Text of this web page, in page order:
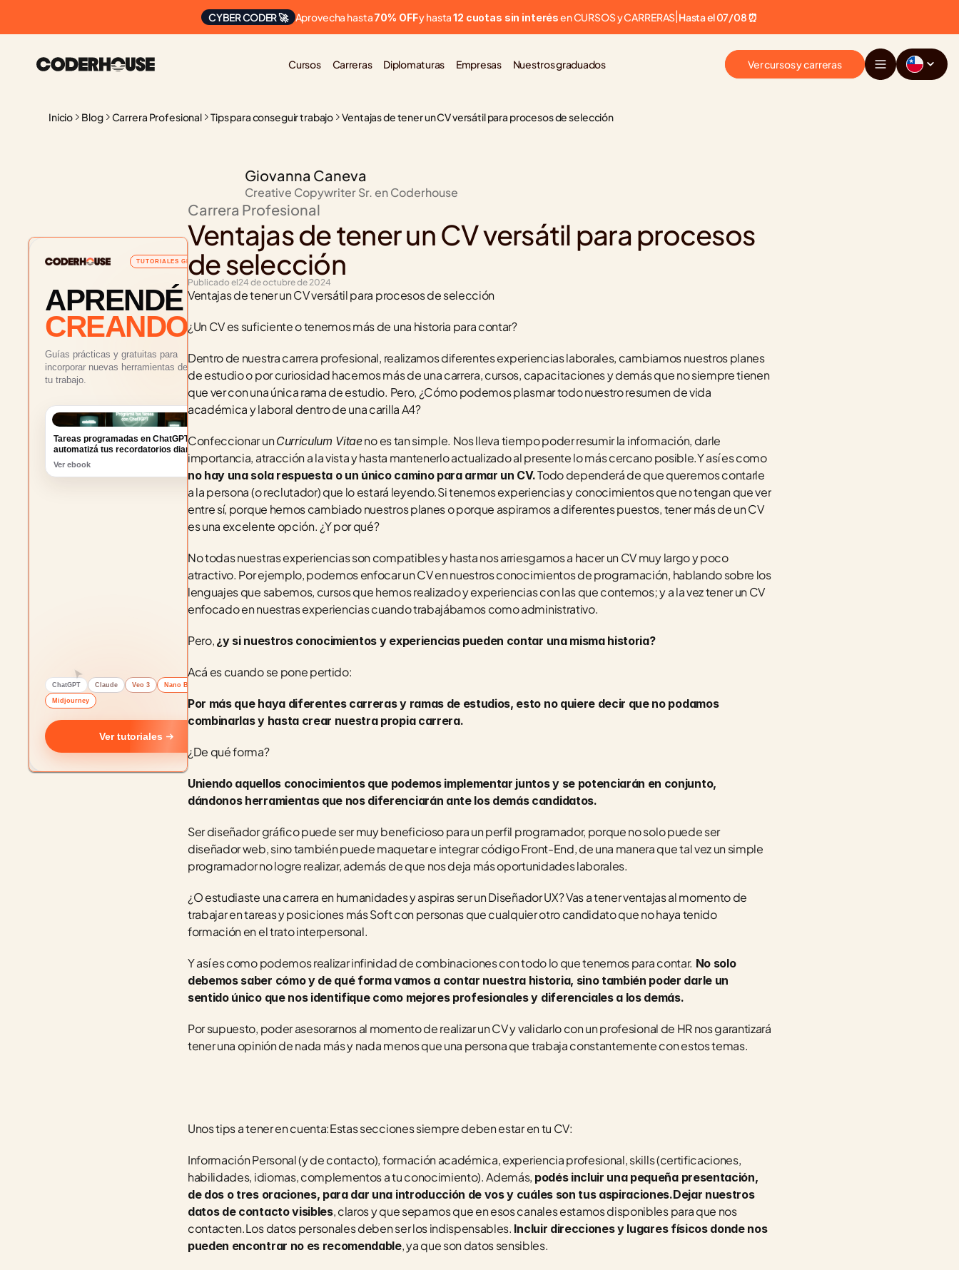
CYBER CODER 🚀 Aprovecha hasta 70% OFF y hasta 12 cuotas sin interés en CURSOS y CARRERAS Hasta el 07/08 ⏰
Cursos Carreras Diplomaturas Empresas Nuestros graduados Ver cursos y carreras
Inicio Blog Carrera Profesional Tips para conseguir trabajo Ventajas de tener un CV versátil para procesos de selección
TUTORIALES GRATUITOS
APRENDÉ
CREANDO
Guías prácticas y gratuitas para
incorporar nuevas herramientas de IA a
tu trabajo.
Efecto café antigravedad: creá una foto
con el líquido suspendido
Ver ebook
ChatGPT Claude Veo 3 Nano Banana
Midjourney
Ver tutoriales
Giovanna Caneva
Creative Copywriter Sr. en Coderhouse
Carrera Profesional
Ventajas de tener un CV versátil para procesos
de selección
Publicado el24 de octubre de 2024
Ventajas de tener un CV versátil para procesos de selección
¿Un CV es suficiente o tenemos más de una historia para contar?
Dentro de nuestra carrera profesional, realizamos diferentes experiencias laborales, cambiamos nuestros planes
de estudio o por curiosidad hacemos más de una carrera, cursos, capacitaciones y demás que no siempre tienen
que ver con una única rama de estudio. Pero, ¿Cómo podemos plasmar todo nuestro resumen de vida
académica y laboral dentro de una carilla A4?
Confeccionar un Curriculum Vitae no es tan simple. Nos lleva tiempo poder resumir la información, darle
importancia, atracción a la vista y hasta mantenerlo actualizado al presente lo más cercano posible.Y así es como
no hay una sola respuesta o un único camino para armar un CV. Todo dependerá de que queremos contarle
a la persona (o reclutador) que lo estará leyendo.Si tenemos experiencias y conocimientos que no tengan que ver
entre sí, porque hemos cambiado nuestros planes o porque aspiramos a diferentes puestos, tener más de un CV
es una excelente opción. ¿Y por qué?
No todas nuestras experiencias son compatibles y hasta nos arriesgamos a hacer un CV muy largo y poco
atractivo. Por ejemplo, podemos enfocar un CV en nuestros conocimientos de programación, hablando sobre los
lenguajes que sabemos, cursos que hemos realizado y experiencias con las que contemos; y a la vez tener un CV
enfocado en nuestras experiencias cuando trabajábamos como administrativo.
Pero, ¿y si nuestros conocimientos y experiencias pueden contar una misma historia?
Acá es cuando se pone pertido:
Por más que haya diferentes carreras y ramas de estudios, esto no quiere decir que no podamos
combinarlas y hasta crear nuestra propia carrera.
¿De qué forma?
Uniendo aquellos conocimientos que podemos implementar juntos y se potenciarán en conjunto,
dándonos herramientas que nos diferenciarán ante los demás candidatos.
Ser diseñador gráfico puede ser muy beneficioso para un perfil programador, porque no solo puede ser
diseñador web, sino también puede maquetar e integrar código Front-End, de una manera que tal vez un simple
programador no logre realizar, además de que nos deja más oportunidades laborales.
¿O estudiaste una carrera en humanidades y aspiras ser un Diseñador UX? Vas a tener ventajas al momento de
trabajar en tareas y posiciones más Soft con personas que cualquier otro candidato que no haya tenido
formación en el trato interpersonal.
Y así es como podemos realizar infinidad de combinaciones con todo lo que tenemos para contar. No solo
debemos saber cómo y de qué forma vamos a contar nuestra historia, sino también poder darle un
sentido único que nos identifique como mejores profesionales y diferenciales a los demás.
Por supuesto, poder asesorarnos al momento de realizar un CV y validarlo con un profesional de HR nos garantizará
tener una opinión de nada más y nada menos que una persona que trabaja constantemente con estos temas.
Unos tips a tener en cuenta:Estas secciones siempre deben estar en tu CV:
Información Personal (y de contacto), formación académica, experiencia profesional, skills (certificaciones,
habilidades, idiomas, complementos a tu conocimiento). Además, podés incluir una pequeña presentación,
de dos o tres oraciones, para dar una introducción de vos y cuáles son tus aspiraciones.Dejar nuestros
datos de contacto visibles, claros y que sepamos que en esos canales estamos disponibles para que nos
contacten.Los datos personales deben ser los indispensables. Incluir direcciones y lugares físicos donde nos
pueden encontrar no es recomendable, ya que son datos sensibles.